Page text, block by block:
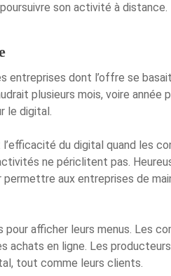
son activité à distance.
entreprises dont l’offre se
plusieurs mois, voire année
le digital.
du digital quand les
ne périclitent pas.
aux entreprises de
afficher leurs menus. Les
achats en ligne. Les
tout comme leurs clients.